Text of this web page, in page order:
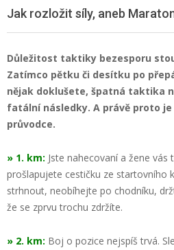
Jak rozložit síly, aneb
Důležitost taktiky bezesporu
Zatímco pětku či desítku po
nějak doklušete, špatná taktika
fatální následky. A právě proto
průvodce.
» 1. km: Jste nahecovaní a žene
prošlapujete cestičku ze startovního
strhnout, neobíhejte po chodníku,
že se zprvu trochu zdržíte.
» 2. km: Boj o pozice nejspíš trvá.